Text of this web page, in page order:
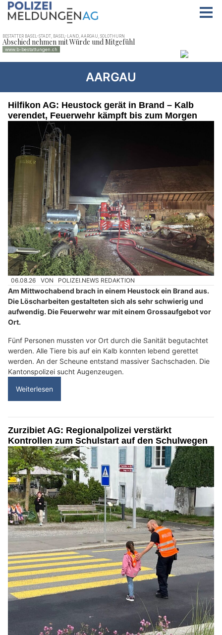
AARGAU
Hilfikon AG: Heustock gerät in Brand – Kalb
verendet, Feuerwehr kämpft bis zum Morgen
06.08.26 VON POLIZEI.NEWS REDAKTION
Am Mittwochabend brach in einem Heustock ein Brand aus.
Die Löscharbeiten gestalteten sich als sehr schwierig und
aufwendig. Die Feuerwehr war mit einem Grossaufgebot vor
Ort.
Fünf Personen mussten vor Ort durch die Sanität begutachtet
werden. Alle Tiere bis auf ein Kalb konnten lebend gerettet
werden. An der Scheune entstand massiver Sachschaden. Die
Kantonspolizei sucht Augenzeugen.
Weiterlesen
Zurzibiet AG: Regionalpolizei verstärkt
Kontrollen zum Schulstart auf den Schulwegen